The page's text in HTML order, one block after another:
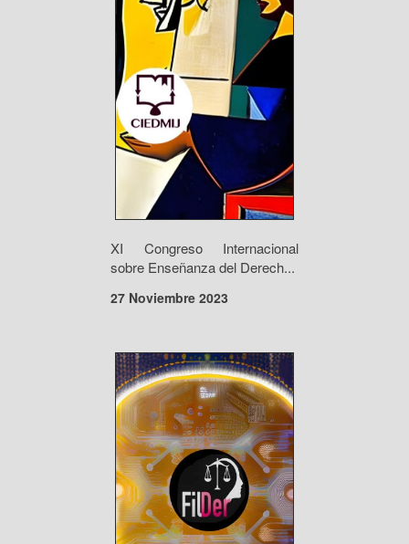
XI Congreso Internacional
sobre Enseñanza del Derech...
27 Noviembre 2023